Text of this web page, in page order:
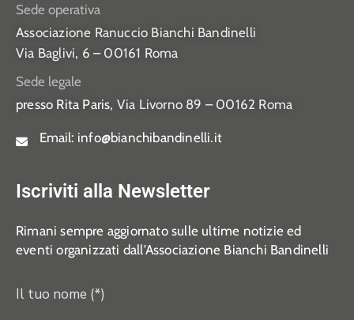
Sede operativa
Associazione Ranuccio Bianchi Bandinelli
Via Baglivi, 6 – 00161 Roma
Sede legale
presso Rita Paris, Via Livorno 89 – 00162 Roma
Email: info@bianchibandinelli.it
Iscriviti alla Newsletter
Rimani sempre aggiornato sulle ultime notizie ed
eventi organizzati dall’Associazione Bianchi Bandinelli
Il tuo nome (*)